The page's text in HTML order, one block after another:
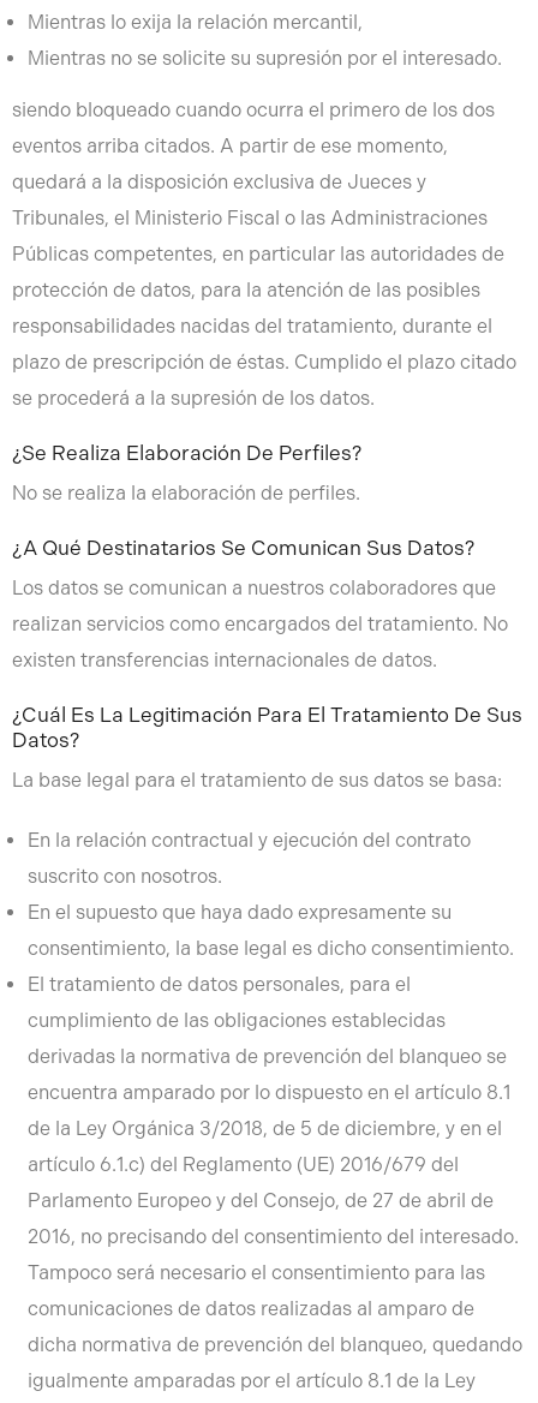
Mientras lo exija la relación mercantil,
Mientras no se solicite su supresión por el interesado.
siendo bloqueado cuando ocurra el primero de los dos
eventos arriba citados. A partir de ese momento,
quedará a la disposición exclusiva de Jueces y
Tribunales, el Ministerio Fiscal o las Administraciones
Públicas competentes, en particular las autoridades de
protección de datos, para la atención de las posibles
responsabilidades nacidas del tratamiento, durante el
plazo de prescripción de éstas. Cumplido el plazo citado
se procederá a la supresión de los datos.
¿Se Realiza Elaboración De Perfiles?
No se realiza la elaboración de perfiles.
¿A Qué Destinatarios Se Comunican Sus Datos?
Los datos se comunican a nuestros colaboradores que
realizan servicios como encargados del tratamiento. No
existen transferencias internacionales de datos.
¿Cuál Es La Legitimación Para El Tratamiento De Sus
Datos?
La base legal para el tratamiento de sus datos se basa:
En la relación contractual y ejecución del contrato
suscrito con nosotros.
En el supuesto que haya dado expresamente su
consentimiento, la base legal es dicho consentimiento.
El tratamiento de datos personales, para el
cumplimiento de las obligaciones establecidas
derivadas la normativa de prevención del blanqueo se
encuentra amparado por lo dispuesto en el artículo 8.1
de la Ley Orgánica 3/2018, de 5 de diciembre, y en el
artículo 6.1.c) del Reglamento (UE) 2016/679 del
Parlamento Europeo y del Consejo, de 27 de abril de
2016, no precisando del consentimiento del interesado.
Tampoco será necesario el consentimiento para las
comunicaciones de datos realizadas al amparo de
dicha normativa de prevención del blanqueo, quedando
igualmente amparadas por el artículo 8.1 de la Ley